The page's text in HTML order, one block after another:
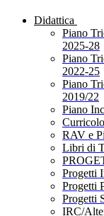
Didattica
Piano
2025-28
Piano
2022-25
Piano
2019/22
Piano
Curricolo
RAV e
Libri di
Progetti
Progetti
Progetti
IRC/